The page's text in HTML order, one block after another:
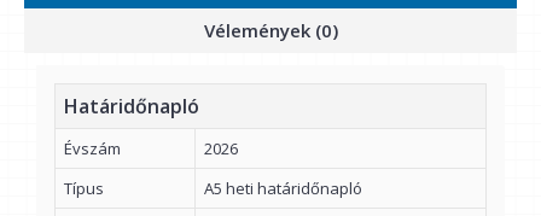
Vélemények (0)
Határidőnapló
Évszám
2026
Típus
A5 heti határidőnapló